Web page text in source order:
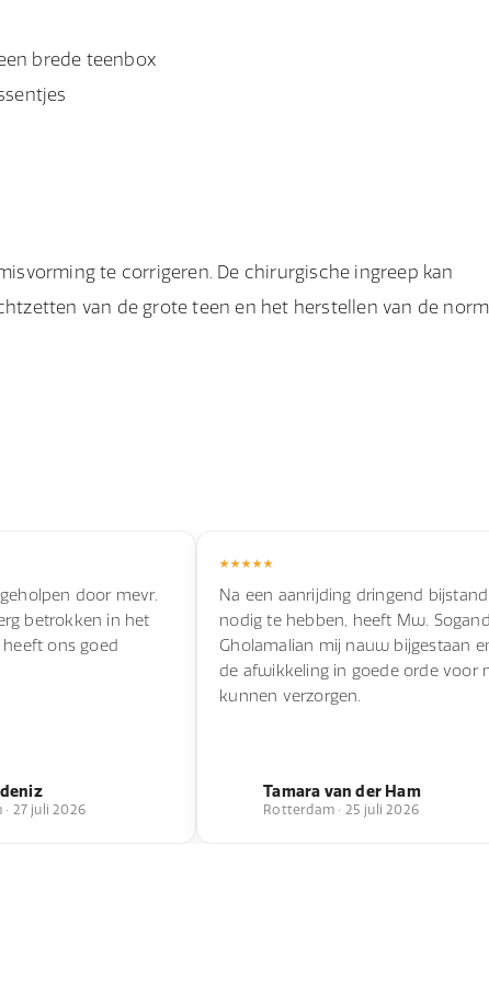
brede teenbox
te corrigeren. De chirurgische ingreep kan
van de grote teen en het herstellen van de
door mevr.
betrokken in het
ons goed
27 juli 2026
Na een aanrijding dringend bijstand
nodig te hebben, heeft Mw.
Gholamalian mij nauw bijgestaan
de afwikkeling in goede orde voor
kunnen verzorgen.
Tamara van der Ham
Rotterdam · 25 juli 2026